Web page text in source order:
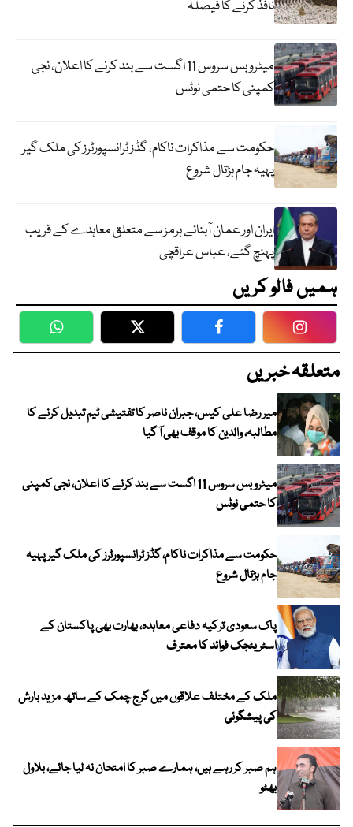
نافذ کرنے کا فیصلہ
میٹرو بس سروس 11 اگست سے بند کرنے کا اعلان، نجی
کمپنی کا حتمی نوٹس
حکومت سے مذاکرات ناکام، گڈز ٹرانسپورٹرز کی ملک گیر
پہیہ جام ہڑتال شروع
ایران اور عمان آبنائے ہرمز سے متعلق معاہدے کے قریب
پہنچ گئے، عباس عراقچی
ہمیں فالو کریں
WhatsApp Twitter Facebook
متعلقہ خبریں
میر رضا علی کیس، جبران ناصر کا تفتیشی ٹیم تبدیل کرنے کا
مطالبہ، والدین کا موقف بھی آ گیا
میٹرو بس سروس 11 اگست سے بند کرنے کا اعلان، نجی کمپنی
کا حتمی نوٹس
حکومت سے مذاکرات ناکام، گڈز ٹرانسپورٹرز کی ملک گیر پہیہ
جام ہڑتال شروع
پاک سعودی ترکیہ دفاعی معاہدہ، بھارت بھی پاکستان کے
اسٹریٹجک فوائد کا معترف
ملک کے مختلف علاقوں میں گرج چمک کے ساتھ مزید بارش
کی پیشگوئی
ہم صبر کر رہے ہیں، ہمارے صبر کا امتحان نہ لیا جائے، بلاول
بھٹو